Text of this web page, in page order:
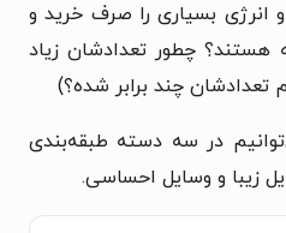
انرژی بسیاری را صرف خرید و
هستند؟ چطور تعدادشان زیاد
چند برابر شده؟)
در سه دسته طبقه‌بندی
زیبا و وسایل احساسی.